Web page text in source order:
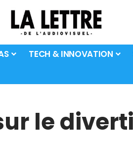
TECH & INNOVATION
le